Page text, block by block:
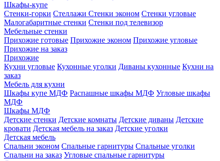
Шкафы-купе
Стенки-горки Стеллажи Стенки эконом Стенки угловые
Малогабаритные стенки Стенки под телевизор
Мебельные стенки
Прихожие готовые Прихожие эконом Прихожие угловые
Прихожие на заказ
Прихожие
Кухни угловые Кухонные уголки Диваны кухонные Кухни на
заказ
Мебель для кухни
Шкафы купе МДФ Распашные шкафы МДФ Угловые шкафы
МДФ
Шкафы МДФ
Детские стенки Детские комнаты Детские диваны Детские
кровати Детская мебель на заказ Детские уголки
Детская мебель
Спальни эконом Спальные гарнитуры Спальные уголки
Спальни на заказ Угловые спальные гарнитуры